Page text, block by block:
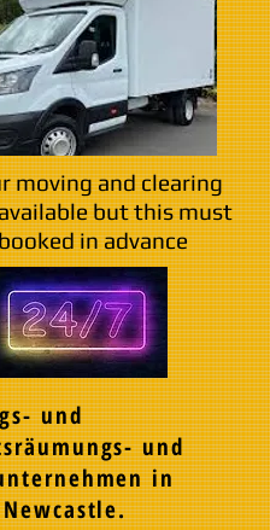
moving and clearing
but this must
in advance
und
und
in